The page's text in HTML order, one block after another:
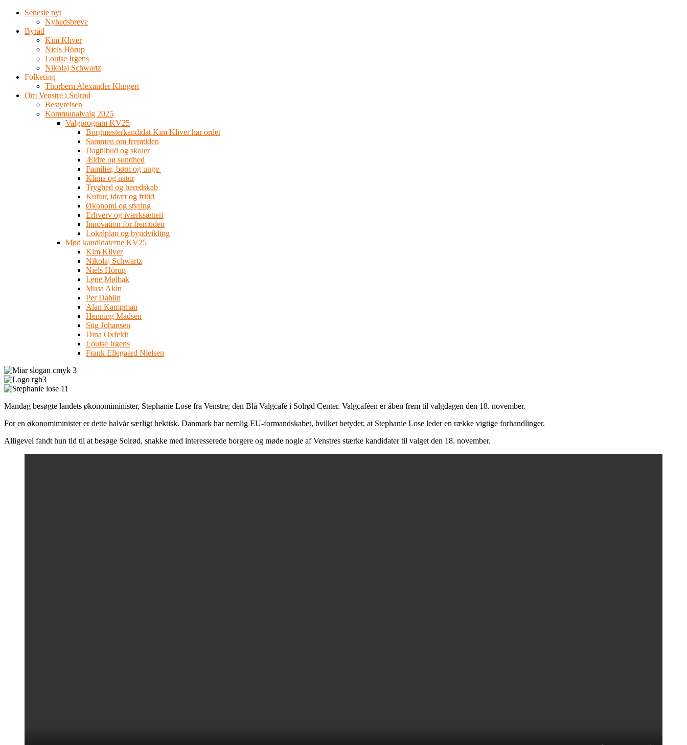
Seneste nyt
Nyhedsbreve
Byråd
Kim Kliver
Niels Hörup
Louise Irgens
Nikolaj Schwartz
Folketing
Thorbern Alexander Klingert
Om Venstre i Solrød
Bestyrelsen
Kommunalvalg 2025
Valgprogram KV25
Borgmesterkandidat Kim Kliver har ordet
Sammen om fremtiden
Dagtilbud og skoler
Ældre og sundhed
Familier, børn og unge
Klima og natur
Tryghed og beredskab
Kultur, idræt og fritid
Økonomi og styring
Erhverv og iværksætteri
Innovation for fremtiden
Lokalplan og byudvikling
Mød kandidaterne KV25
Kim Kliver
Nikolaj Schwartz
Niels Hörup
Lene Mølbak
Musa Akin
Per Dahlin
Alan Kampman
Henning Madsen
Stig Johansen
Dina Oxfeldt
Louise Irgens
Frank Ellegaard Nielsen
Mandag besøgte landets økonomiminister, Stephanie Lose fra Venstre, den Blå Valgcafé i Solrød Center. Valgcaféen er åben frem til valgdagen den 18. november.
For en økonomiminister er dette halvår særligt hektisk. Danmark har nemlig EU-formandskabet, hvilket betyder, at Stephanie Lose leder en række vigtige forhandlinger.
Alligevel fandt hun tid til at besøge Solrød, snakke med interesserede borgere og møde nogle af Venstres stærke kandidater til valget den 18. november.